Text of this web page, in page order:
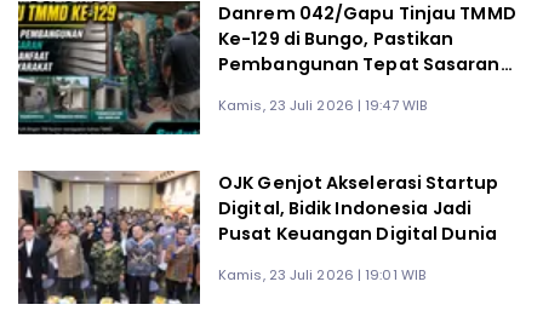
Danrem 042/Gapu Tinjau TMMD
Ke-129 di Bungo, Pastikan
Pembangunan Tepat Sasaran
Kamis, 23 Juli 2026 | 19:47 WIB
OJK Genjot Akselerasi Startup
Digital, Bidik Indonesia Jadi
Pusat Keuangan Digital Dunia
Kamis, 23 Juli 2026 | 19:01 WIB